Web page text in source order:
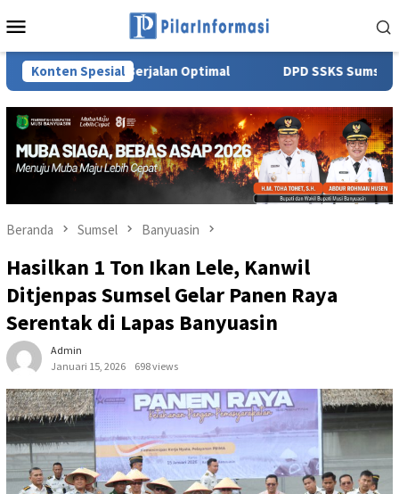
ke
Mobile
Konten Spesial
Berjalan Optimal DPD SSKS Sumsel, Gelar
Beranda Sumsel Banyuasin
Hasilkan 1 Ton Ikan Lele, Kanwil
Ditjenpas Sumsel Gelar Panen Raya
Serentak di Lapas Banyuasin
Admin
Januari 15, 2026
698 views